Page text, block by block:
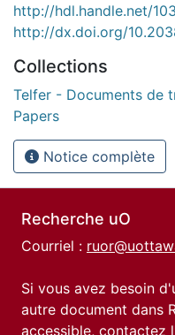
http://hdl.handle.net/
http://dx.doi.org/
Collections
Telfer - Documents de
Papers
Notice complète
Recherche uO
Courriel :
Si vous avez besoin
autre document dans
accessible, contactez